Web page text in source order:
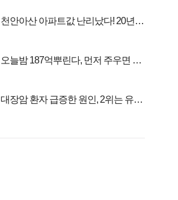
천안아산 아파트값 난리났다! 20년
오늘밤 187억뿌린다, 먼저 주우면 최
대장암 환자 급증한 원인, 2위는 유산